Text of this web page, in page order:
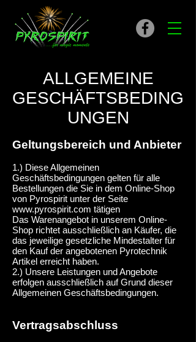
ALLGEMEINE
GESCHÄFTSBEDING
UNGEN
Geltungsbereich und Anbieter
1.) Diese Allgemeinen
Geschäftsbedingungen gelten für alle
Bestellungen die Sie in dem Online-Shop
von Pyrospirit unter der Seite
www.pyrospirit.com tätigen
Das Warenangebot in unserem Online-
Shop richtet ausschließlich an Käufer, die
das jeweilige gesetzliche Mindestalter für
den Kauf der angebotenen Pyrotechnik
Artikel erreicht haben.
2.) Unsere Leistungen und Angebote
erfolgen ausschließlich auf Grund dieser
Allgemeinen Geschäftsbedingungen.
Vertragsabschluss